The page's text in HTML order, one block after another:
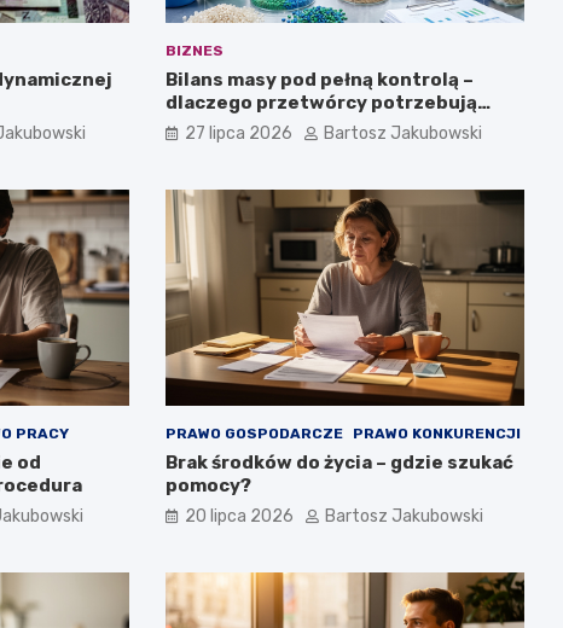
BIZNES
Bilans masy pod pełną kontrolą –
dlaczego przetwórcy potrzebują
certyfikatu ISCC PLUS?
27 lipca 2026 Bartosz Jakubowski
PRACY
od
PRAWO GOSPODARCZE PRAWO KONKURENCJI
Brak środków do życia – gdzie szukać
pomocy?
20 lipca 2026 Bartosz Jakubowski